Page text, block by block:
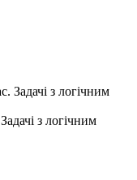
з логічним